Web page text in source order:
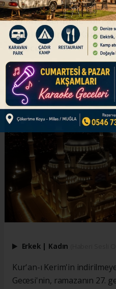
Kur'an-ı Kerim'de "bin
olarak bildirilen Kadir
edilecek
Erkek | Kadın
Kur'an-ı Kerim'in
Gecesi'nin, ramazanın 27.